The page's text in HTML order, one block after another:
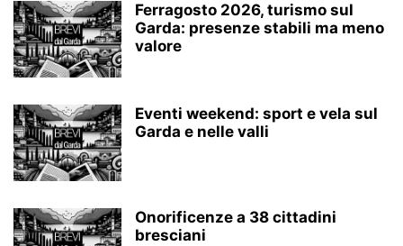
Ferragosto 2026, turismo sul
Garda: presenze stabili ma meno
valore
Eventi weekend: sport e vela sul
Garda e nelle valli
Onorificenze a 38 cittadini
bresciani